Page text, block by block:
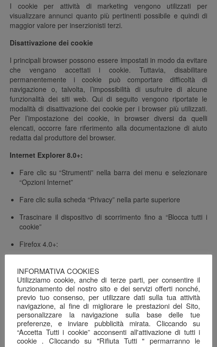
I cookie per attività di marketing vengono utilizzati per
visualizzare annunci quanto più pertinenti possibile e quindi di
maggior valore per inserzionisti terzi.
Disattivazione dei cookie
I principali browser possono essere impostati in modo da evitare
che vengano accettati i cookie. Tuttavia, disabilitare
permanentemente i cookie può comportare difficoltà di
navigazione o, talvolta, l’impossibilità di usufruire di alcune
funzionalità dei siti web. Qui di seguito vengono riportate le
modalità di disattivazione dei cookie per i browser più utilizzati.
Per l’impostazione dei cookie, in browser diversi da quelli
elencati, occorre fare riferimento alla documentazione di aiuto
redatta dal produttore del browser.
Internet Explorer 8.0+:
Fare clic su “Strumenti” nella barra dei menu e selezionare
“Opzioni Internet”
Fare clic sulla scheda “Privacy” nella parte superiore
Trascinare il dispositivo di scorrimento fino a “Blocca tutti i
cookie”
Firefox 4.0+:
Selezionare “Opzioni”
Fare clic sulla scheda “Privacy”
Selezionare la casella “Attiva l’opzione anti-tracciamento dei
dati personali”
Chrome:
INFORMATIVA COOKIES
Utilizziamo cookie, anche di terze parti, per consentire il
funzionamento del nostro sito e dei servizi offerti nonché,
previo tuo consenso, per utilizzare dati sulla tua attività
navigazione, al fine di migliorare le prestazioni del Sito,
personalizzare la navigazione sulla base delle tue
preferenze, e inviare pubblicità mirata. Cliccando su
“Accetta Tutti i cookie” acconsenti all'attivazione di tutti i
cookie . Cliccando su "Rifiuta Tutti " permarranno le